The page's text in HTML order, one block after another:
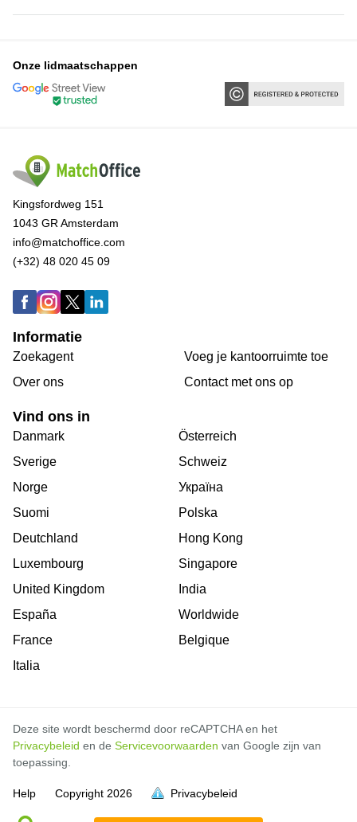
vol is
vol is
vol is
vol is
vol is
vol is
vol is
vol is
vol is
vol is
vol is
vol is
vol is
Onze lidmaatschappen
Kingsfordweg 151
1043 GR Amsterdam
info@matchoffice.com
(+32) 48 020 45 09
Informatie
Zoekagent
Over ons
Voeg je kantoorruimte toe
Сontact met ons op
Vind ons in
Danmark
Sverige
Norge
Suomi
Deutchland
Luxembourg
United Kingdom
España
France
Italia
Österreich
Schweiz
Україна
Polska
Hong Kong
Singapore
India
Worldwide
Belgique
Deze site wordt beschermd door reCAPTCHA en het
Privacybeleid en de Servicevoorwaarden van Google zijn van
toepassing.
Help Copyright 2026 Privacybeleid